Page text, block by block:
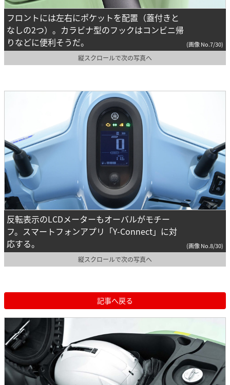
フロントには左右にポケットを配置（蓋付きと
なしの2つ）。カラビナ型のフックはコンビニ帰
りなどに便利そうだ。
(画像 No.7/30)
縦スクロールで次の写真へ
反転表示のLCDメーターもオーバルがモチー
フ。スマートフォンアプリ「Y-Connect」に対
応する。
(画像 No.8/30)
縦スクロールで次の写真へ
記事へ戻る